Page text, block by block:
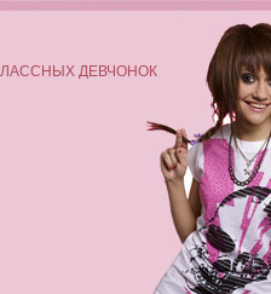
ДЕВЧОНОК